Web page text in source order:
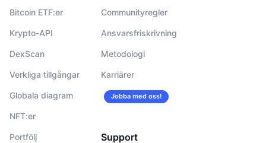
Bitcoin ETF:er
Krypto-API
DexScan
Verkliga tillgångar
Globala diagram
NFT:er
Portfölj
Communityregler
Ansvarsfriskrivning
Metodologi
Karriärer
Jobba med oss!
Support